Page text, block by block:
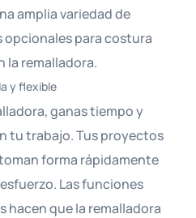
amplia variedad de
opcionales para costura
la remalladora.
y flexible
ganas tiempo y
tu trabajo. Tus proyectos
forma rápidamente
Las funciones
hacen que la remalladora